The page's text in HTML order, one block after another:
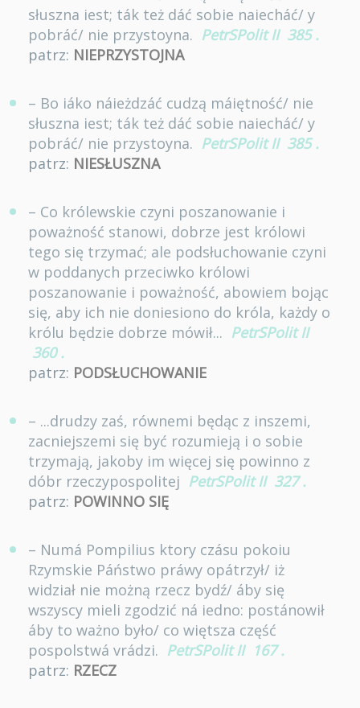
słuszna iest; ták też dáć sobie naiecháć/ y
pobráć/ nie przystoyna. PetrSPolit II 385 .
patrz: NIEPRZYSTOJNA
– Bo iáko náieżdzáć cudzą máiętność/ nie
słuszna iest; ták też dáć sobie naiecháć/ y
pobráć/ nie przystoyna. PetrSPolit II 385 .
patrz: NIESŁUSZNA
– Co królewskie czyni poszanowanie i
poważność stanowi, dobrze jest królowi
tego się trzymać; ale podsłuchowanie czyni
w poddanych przeciwko królowi
poszanowanie i poważność, abowiem bojąc
się, aby ich nie doniesiono do króla, każdy o
królu będzie dobrze mówił... PetrSPolit II
360 .
patrz: PODSŁUCHOWANIE
– ...drudzy zaś, równemi będąc z inszemi,
zacniejszemi się być rozumieją i o sobie
trzymają, jakoby im więcej się powinno z
dóbr rzeczypospolitej PetrSPolit II 327 .
patrz: POWINNO SIĘ
– Numá Pompilius ktory czásu pokoiu
Rzymskie Páństwo práwy opátrzył/ iż
widział nie możną rzecz bydź/ áby się
wszyscy mieli zgodzić ná iedno: postánowił
áby to ważno było/ co więtsza część
pospolstwá vrádzi. PetrSPolit II 167 .
patrz: RZECZ